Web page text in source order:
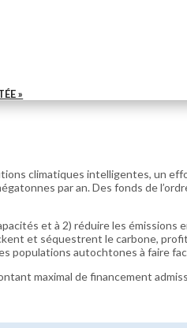
»
climatiques intelligentes, un
par an. Des fonds de
et à 2) réduire les émissions
et séquestrent le carbone,
populations autochtones à faire
maximal de financement